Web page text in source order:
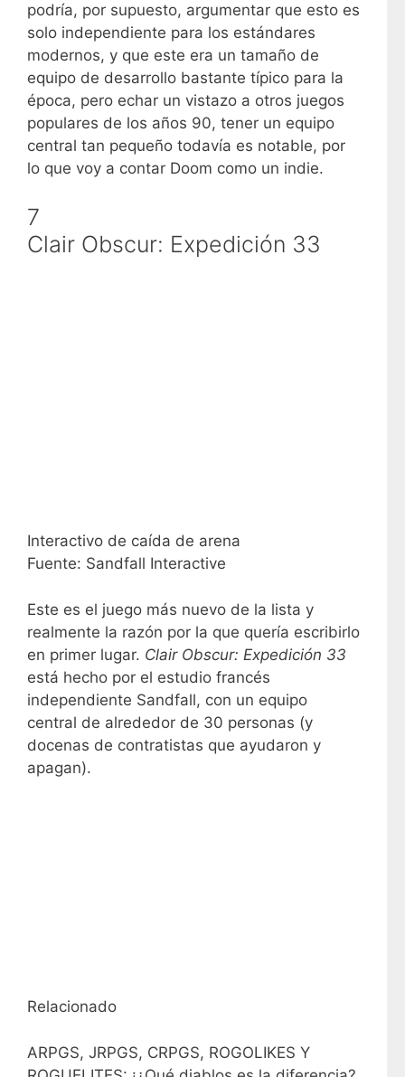
podría, por supuesto, argumentar que esto es
solo independiente para los estándares
modernos, y que este era un tamaño de
equipo de desarrollo bastante típico para la
época, pero echar un vistazo a otros juegos
populares de los años 90, tener un equipo
central tan pequeño todavía es notable, por
lo que voy a contar Doom como un indie.
7
Clair Obscur: Expedición 33
Interactivo de caída de arena
Fuente: Sandfall Interactive
Este es el juego más nuevo de la lista y
realmente la razón por la que quería escribirlo
en primer lugar. Clair Obscur: Expedición 33
está hecho por el estudio francés
independiente Sandfall, con un equipo
central de alrededor de 30 personas (y
docenas de contratistas que ayudaron y
apagan).
Relacionado
ARPGS, JRPGS, CRPGS, ROGOLIKES Y